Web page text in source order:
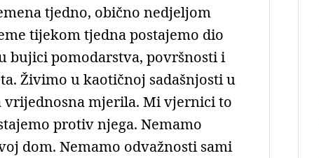
tjedno, obično nedjeljom
tijekom tjedna postajemo dio
bujici pomodarstva, površnosti i
Živimo u kaotičnoj sadašnjosti u
vrijednosna mjerila. Mi vjernici to
protiv njega. Nemamo
dom. Nemamo odvažnosti sami